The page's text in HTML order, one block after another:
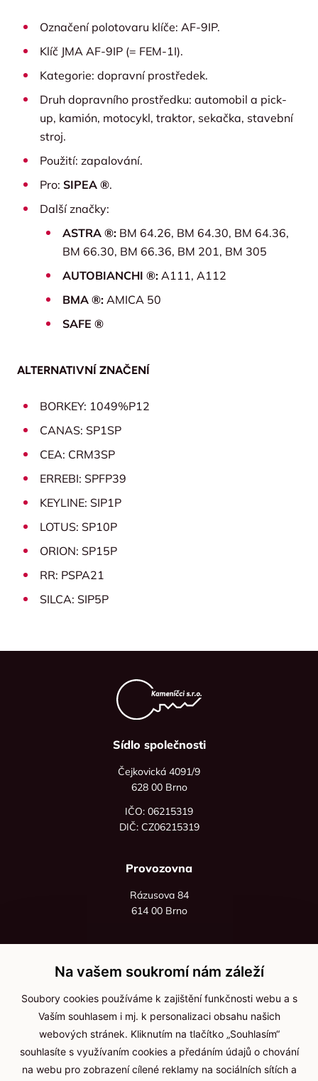
Označení polotovaru klíče: AF-9IP.
Klíč JMA AF-9IP (= FEM-1I).
Kategorie: dopravní prostředek.
Druh dopravního prostředku: automobil a pick-
up, kamión, motocykl, traktor, sekačka, stavební
stroj.
Použití: zapalování.
Pro: SIPEA ®.
Další značky:
ASTRA ®: BM 64.26, BM 64.30, BM 64.36,
BM 66.30, BM 66.36, BM 201, BM 305
AUTOBIANCHI ®: A111, A112
BMA ®: AMICA 50
SAFE ®
ALTERNATIVNÍ ZNAČENÍ
BORKEY: 1049%P12
CANAS: SP1SP
CEA: CRM3SP
ERREBI: SPFP39
KEYLINE: SIP1P
LOTUS: SP10P
ORION: SP15P
RR: PSPA21
SILCA: SIP5P
Sídlo společnosti
Čejkovická 4091/9
628 00 Brno
IČO: 06215319
DIČ: CZ06215319
Provozovna
Rázusova 84
614 00 Brno
+420 736 535 066
Po - pá: 8:00 - 16:00
info@jma-kam.cz
Důležité informace
Na vašem soukromí nám záleží
Soubory cookies používáme k zajištění funkčnosti webu a s
Vaším souhlasem i mj. k personalizaci obsahu našich
webových stránek. Kliknutím na tlačítko „Souhlasím“
souhlasíte s využívaním cookies a předáním údajů o chování
na webu pro zobrazení cílené reklamy na sociálních sítích a